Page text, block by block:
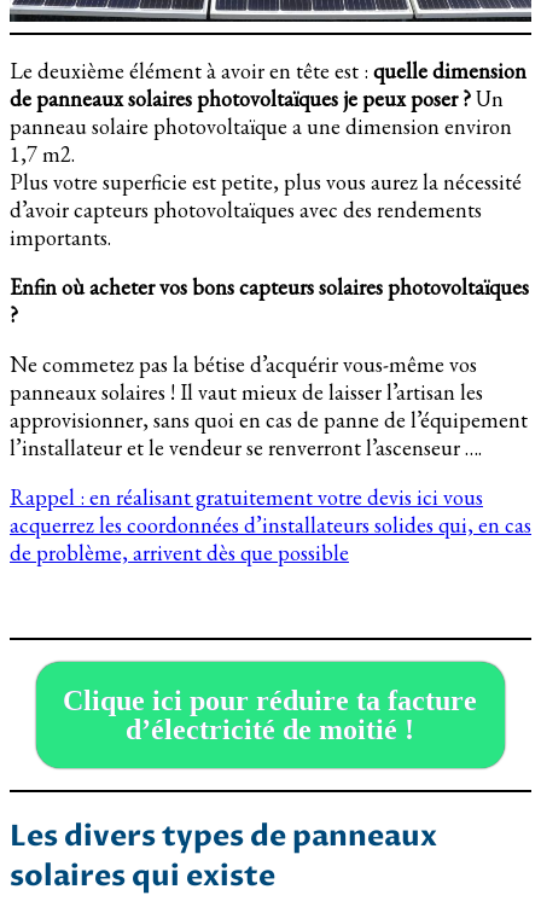
Le deuxième élément à avoir en tête est : quelle dimension
de panneaux solaires photovoltaïques je peux poser ?Un
panneau solaire photovoltaïque a une dimension environ
1,7 m2.
Plus votre superficie est petite, plus vous aurez la nécessité
d’avoir capteurs photovoltaïques avec des rendements
importants.
Enfin où acheter vos bons capteurs solaires photovoltaïques
?
Ne commetez pas la bétise d’acquérir vous-même vos
panneaux solaires ! Il vaut mieux de laisser l’artisan les
approvisionner, sans quoi en cas de panne de l’équipement
l’installateur et le vendeur se renverront l’ascenseur ….
Rappel : en réalisant gratuitement votre devis ici vous
acquerrez les coordonnées d’installateurs solides qui, en cas
de problème, arrivent dès que possible
Clique ici pour réduire ta facture
d’électricité de moitié !
Les divers types de panneaux
solaires qui existe